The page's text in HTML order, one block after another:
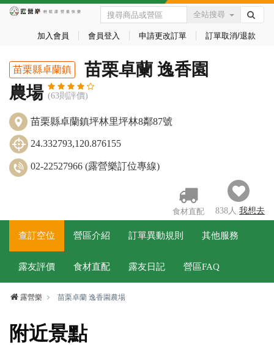
全站搜尋
加入會員 會員登入 申請更改訂單 訂單取消/退款
苗栗縣卓蘭鎮
苗栗卓蘭 逸香園
農場 (63則評價)
苗栗縣卓蘭鎮坪林里坪林8鄰87號
24.332793,120.876155
02-22527966 (露營樂訂位專線)
食材直配 838人 我想去
查訂空位 營區介紹 訂單異動規則 其他服務
露友評價 食材直配 露友日記 營區FAQ
露營樂 苗栗卓蘭 逸香園農場
附近景點